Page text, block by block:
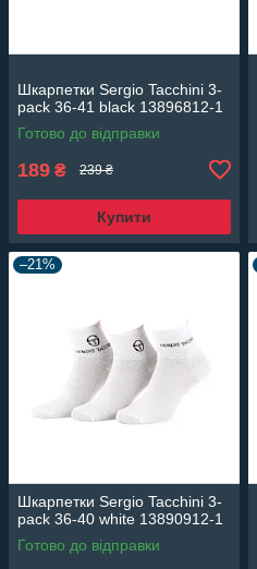
Шкарпетки Sergio Tacchini 3-
pack 36-41 black 13896812-1
Готово до відправки
189 ₴ 239 ₴
Купити
–21%
Шкарпетки Sergio Tacchini 3-
pack 36-40 white 13890912-1
Готово до відправки